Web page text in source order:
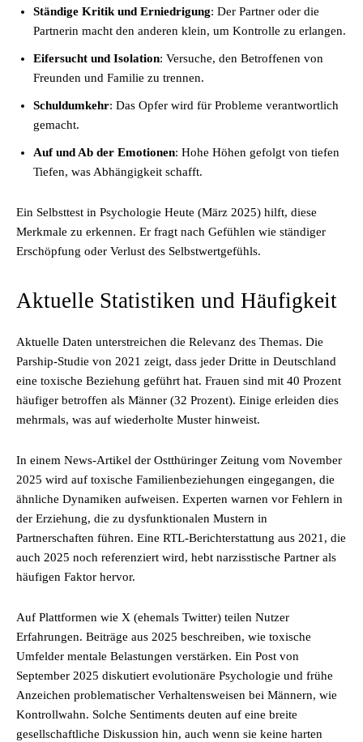
Ständige Kritik und Erniedrigung: Der Partner oder die
Partnerin macht den anderen klein, um Kontrolle zu erlangen.
Eifersucht und Isolation: Versuche, den Betroffenen von
Freunden und Familie zu trennen.
Schuldumkehr: Das Opfer wird für Probleme verantwortlich
gemacht.
Auf und Ab der Emotionen: Hohe Höhen gefolgt von tiefen
Tiefen, was Abhängigkeit schafft.
Ein Selbsttest in Psychologie Heute (März 2025) hilft, diese
Merkmale zu erkennen. Er fragt nach Gefühlen wie ständiger
Erschöpfung oder Verlust des Selbstwertgefühls.
Aktuelle Statistiken und Häufigkeit
Aktuelle Daten unterstreichen die Relevanz des Themas. Die
Parship-Studie von 2021 zeigt, dass jeder Dritte in Deutschland
eine toxische Beziehung geführt hat. Frauen sind mit 40 Prozent
häufiger betroffen als Männer (32 Prozent). Einige erleiden dies
mehrmals, was auf wiederholte Muster hinweist.
In einem News-Artikel der Ostthüringer Zeitung vom November
2025 wird auf toxische Familienbeziehungen eingegangen, die
ähnliche Dynamiken aufweisen. Experten warnen vor Fehlern in
der Erziehung, die zu dysfunktionalen Mustern in
Partnerschaften führen. Eine RTL-Berichterstattung aus 2021, die
auch 2025 noch referenziert wird, hebt narzisstische Partner als
häufigen Faktor hervor.
Auf Plattformen wie X (ehemals Twitter) teilen Nutzer
Erfahrungen. Beiträge aus 2025 beschreiben, wie toxische
Umfelder mentale Belastungen verstärken. Ein Post von
September 2025 diskutiert evolutionäre Psychologie und frühe
Anzeichen problematischer Verhaltensweisen bei Männern, wie
Kontrollwahn. Solche Sentiments deuten auf eine breite
gesellschaftliche Diskussion hin, auch wenn sie keine harten